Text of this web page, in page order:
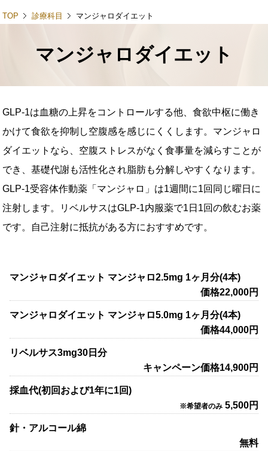
TOP 診療科目 マンジャロダイエット
マンジャロダイエット
GLP-1は血糖の上昇をコントロールする他、食欲中枢に働き
かけて食欲を抑制し空腹感を感じにくくします。マンジャロ
ダイエットなら、空腹ストレスがなく食事量を減らすことが
でき、基礎代謝も活性化され脂肪も分解しやすくなります。
GLP-1受容体作動薬「マンジャロ」は1週間に1回同じ曜日に
注射します。リベルサスはGLP-1内服薬で1日1回の飲むお薬
です。自己注射に抵抗がある方におすすめです。
マンジャロダイエット マンジャロ2.5mg 1ヶ月分(4本)
価格22,000円
マンジャロダイエット マンジャロ5.0mg 1ヶ月分(4本)
価格44,000円
リベルサス3mg30日分
キャンペーン価格14,900円
採血代(初回および1年に1回)
※希望者のみ 5,500円
針・アルコール綿
無料